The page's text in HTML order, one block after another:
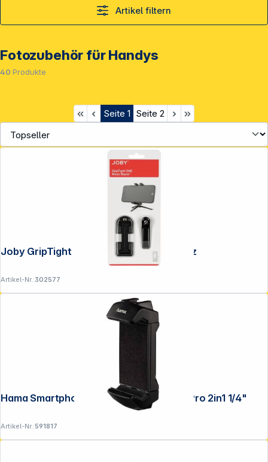
Artikel filtern
Fotozubehör für Handys
40 Produkte
Seite 1 Seite 2
Joby GripTight One Micro Stand schwarz
Artikel-Nr.:302577
Hama Smartphone- / Tablet- Halterung Pro 2in1 1/4"
Artikel-Nr.:591817